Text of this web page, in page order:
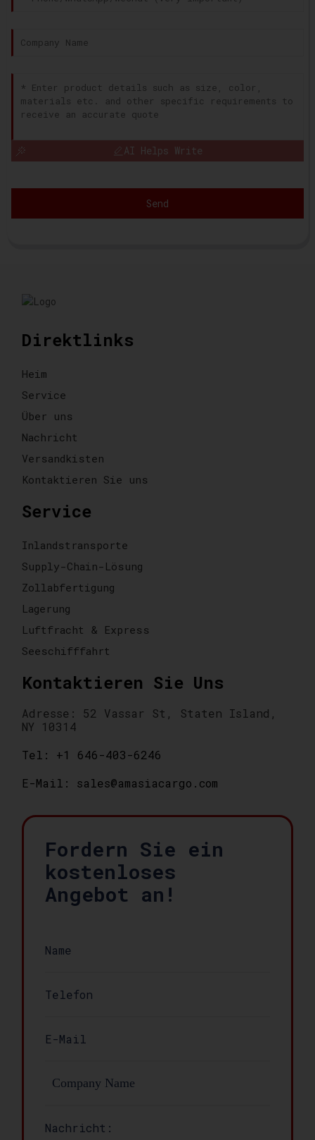
AI Helps Write
Send
Direktlinks
Heim
Service
Über uns
Nachricht
Versandkisten
Kontaktieren Sie uns
Service
Inlandstransporte
Supply-Chain-Lösung
Zollabfertigung
Lagerung
Luftfracht & Express
Seeschifffahrt
Kontaktieren Sie Uns
Adresse: 52 Vassar St, Staten Island,
NY 10314
Tel: +1 646-403-6246
E-Mail: sales@amasiacargo.com
Fordern Sie ein
kostenloses
Angebot an!
Nachricht: